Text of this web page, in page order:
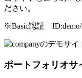
ださい。
※Basic認証 ID:demo/
ポートフォリオサ